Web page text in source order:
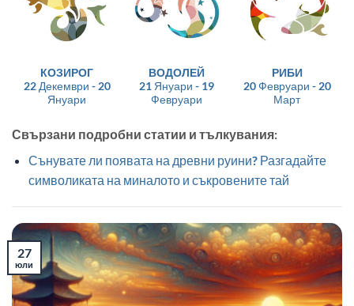
КОЗИРОГ
22 Декември - 20
Януари
ВОДОЛЕЙ
21 Януари - 19
Февруари
РИБИ
20 Февруари - 20
Март
Свързани подробни статии и тълкувания:
Сънувате ли появата на древни руини? Разгадайте
символиката на миналото и съкровените тай
27
юли